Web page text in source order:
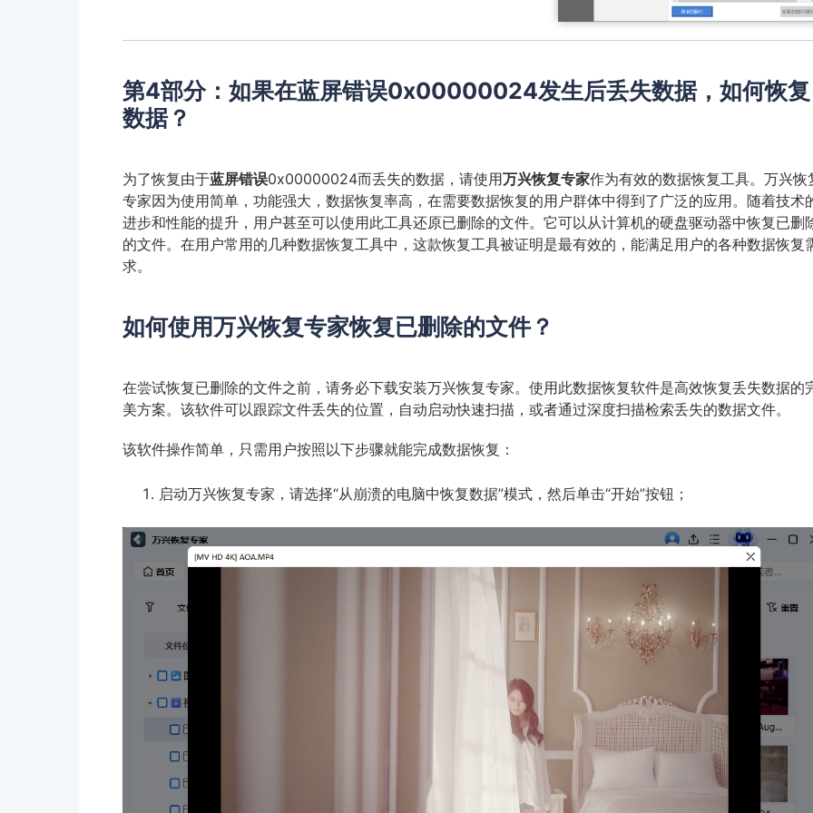
第4部分：如果在蓝屏错误0x00000024发生后丢失数据，如何恢复
数据？
为了恢复由于蓝屏错误0x00000024而丢失的数据，请使用万兴恢复专家作为有效的数据恢复工具。万兴恢
专家因为使用简单，功能强大，数据恢复率高，在需要数据恢复的用户群体中得到了广泛的应用。随着技术
进步和性能的提升，用户甚至可以使用此工具还原已删除的文件。它可以从计算机的硬盘驱动器中恢复已删
的文件。在用户常用的几种数据恢复工具中，这款恢复工具被证明是最有效的，能满足用户的各种数据恢复
求。
如何使用万兴恢复专家恢复已删除的文件？
在尝试恢复已删除的文件之前，请务必下载安装万兴恢复专家。使用此数据恢复软件是高效恢复丢失数据的
美方案。该软件可以跟踪文件丢失的位置，自动启动快速扫描，或者通过深度扫描检索丢失的数据文件。
该软件操作简单，只需用户按照以下步骤就能完成数据恢复：
启动万兴恢复专家，请选择“从崩溃的电脑中恢复数据”模式，然后单击“开始”按钮；